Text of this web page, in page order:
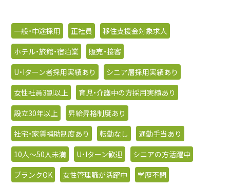
一般・中途採用 正社員
移住支援金対象求人
ホテル・旅館・宿泊業
販売・接客
U・Iターン者採用実績あり
シニア層採用実績あり
女性社員3割以上
育児・介護中の方採用実績あり
設立30年以上
昇給昇格制度あり
社宅・家賃補助制度あり
転勤なし
通勤手当あり
10人〜50人未満
U・Iターン歓迎
シニアの方活躍中
ブランクOK
女性管理職が活躍中
学歴不問